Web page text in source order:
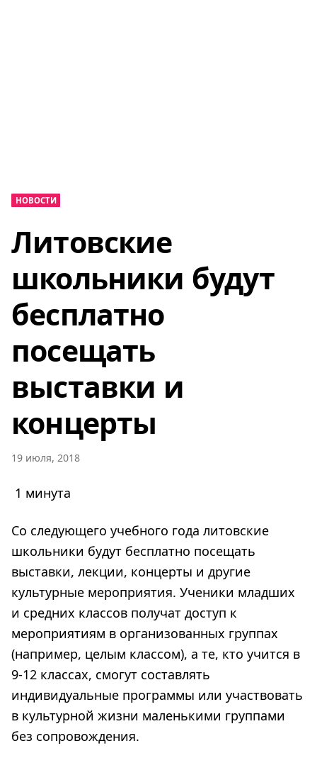
НОВОСТИ
Литовские
школьники будут
бесплатно
посещать
выставки и
концерты
19 июля, 2018
1 минута
Со следующего учебного года литовские
школьники будут бесплатно посещать
выставки, лекции, концерты и другие
культурные мероприятия. Ученики младших
и средних классов получат доступ к
мероприятиям в организованных группах
(например, целым классом), а те, кто учится в
9-12 классах, смогут составлять
индивидуальные программы или участвовать
в культурной жизни маленькими группами
без сопровождения.